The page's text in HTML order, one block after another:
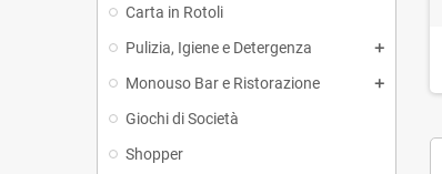
Carta in Rotoli
Pulizia, Igiene e Detergenza
Monouso Bar e Ristorazione
Giochi di Società
Shopper